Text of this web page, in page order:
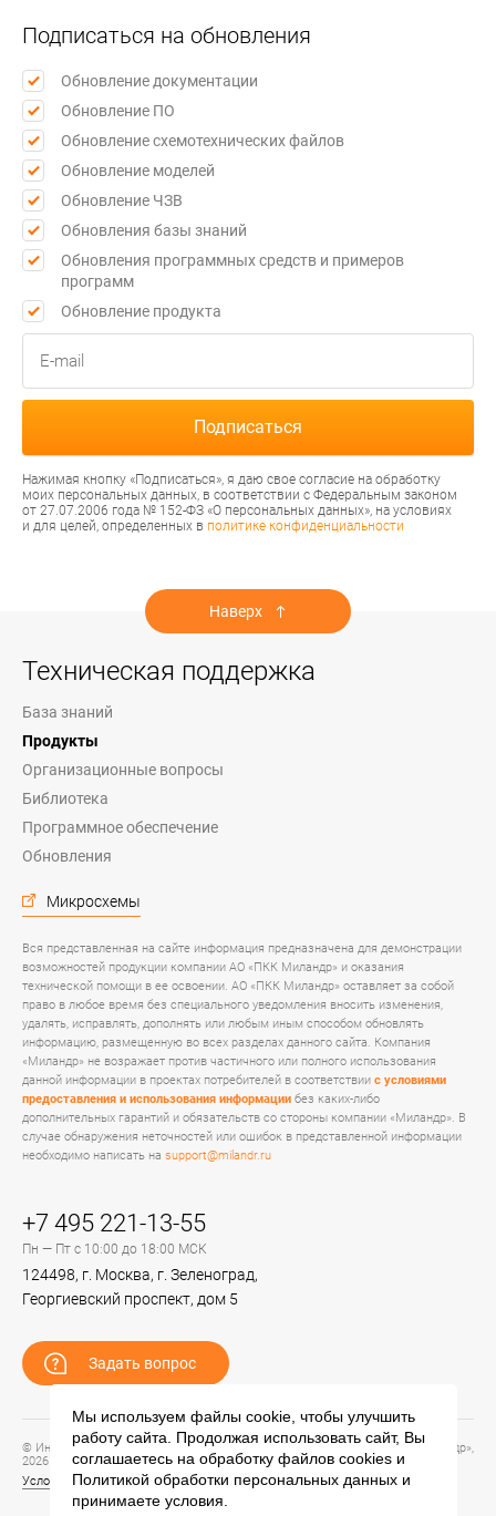
Подписаться на обновления
Обновление документации
Обновление ПО
Обновление схемотехнических файлов
Обновление моделей
Обновление ЧЗВ
Обновления базы знаний
Обновления программных средств и примеров
программ
Обновление продукта
Нажимая кнопку «Подписаться», я даю свое согласие на обработку
моих персональных данных, в соответствии с Федеральным законом
от 27.07.2006 года № 152-ФЗ «О персональных данных», на условиях
и для целей, определенных в политике конфиденциальности
Наверх
Техническая поддержка
База знаний
Продукты
Организационные вопросы
Библиотека
Программное обеспечение
Обновления
Микросхемы
Вся представленная на сайте информация предназначена для демонстрации
возможностей продукции компании АО «ПКК Миландр» и оказания
технической помощи в ее освоении. АО «ПКК Миландр» оставляет за собой
право в любое время без специального уведомления вносить изменения,
удалять, исправлять, дополнять или любым иным способом обновлять
информацию, размещенную во всех разделах данного сайта. Компания
«Миландр» не возражает против частичного или полного использования
данной информации в проектах потребителей в соответствии с условиями
предоставления и использования информации без каких-либо
дополнительных гарантий и обязательств со стороны компании «Миландр». В
случае обнаружения неточностей или ошибок в представленной информации
необходимо написать на support@milandr.ru
+7 495 221-13-55
Пн — Пт с 10:00 до 18:00 МСК
124498, г. Москва, г. Зеленоград,
Георгиевский проспект, дом 5
Задать вопрос
© Информационный портал технической поддержки ЦП ИС АО «ПКК Миландр»,
2026
Условия предоставления и использования информации
Мы используем файлы cookie, чтобы улучшить
работу сайта. Продолжая использовать сайт, Вы
соглашаетесь на обработку файлов cookies и
Политикой обработки персональных данных и
принимаете условия.